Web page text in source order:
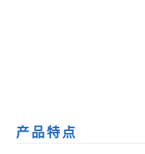
产品特点